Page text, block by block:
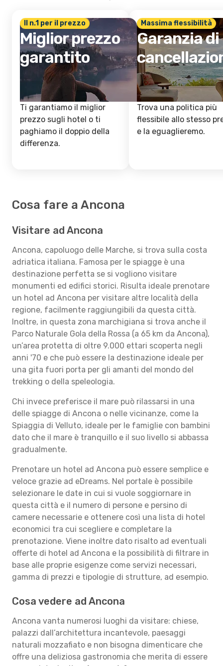
Il n.1 per il prezzo
Miglior prezzo
garantito
Ti garantiamo il miglior
prezzo sugli hotel o ti
paghiamo il doppio della
differenza.
Massima flessibilità
Garanzia di
Trova una politica più
flessibile allo stesso
e la eguaglieremo.
Cosa fare a Ancona
Visitare ad Ancona
Ancona, capoluogo delle Marche, si trova sulla costa
adriatica italiana. Famosa per le spiagge è una
destinazione perfetta se si vogliono visitare
monumenti ed edifici storici. Risulta ideale prenotare
un hotel ad Ancona per visitare altre località della
regione, facilmente raggiungibili da questa città.
Inoltre, in questa zona marchigiana si trova anche il
Parco Naturale Gola della Rossa (a 65 km da Ancona),
un’area protetta di oltre 9.000 ettari scoperta negli
anni '70 e che può essere la destinazione ideale per
una gita fuori porta per gli amanti del mondo del
trekking o della speleologia.
Chi invece preferisce il mare può rilassarsi in una
delle spiagge di Ancona o nelle vicinanze, come la
Spiaggia di Velluto, ideale per le famiglie con bambini
dato che il mare è tranquillo e il suo livello si abbassa
gradualmente.
Prenotare un hotel ad Ancona può essere semplice e
veloce grazie ad eDreams. Nel portale è possibile
selezionare le date in cui si vuole soggiornare in
questa città e il numero di persone e persino di
camere necessarie e ottenere così una lista di hotel
economici tra cui scegliere e completare la
prenotazione. Viene inoltre dato risalto ad eventuali
offerte di hotel ad Ancona e la possibilità di filtrare in
base alle proprie esigenze come servizi necessari,
gamma di prezzi e tipologie di strutture, ad esempio.
Cosa vedere ad Ancona
Ancona vanta numerosi luoghi da visitare: chiese,
palazzi dall’architettura incantevole, paesaggi
naturali mozzafiato e non bisogna dimenticare che
offre una deliziosa gastronomia che merita di essere